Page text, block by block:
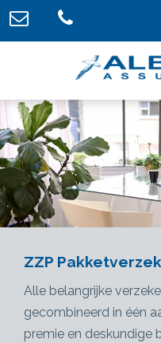
ZZP
Alle belangrijke
gecombineerd in één
premie en deskundige